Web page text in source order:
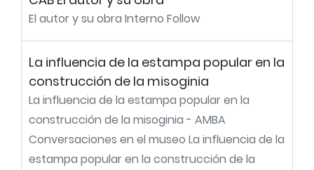
El autor y su obra Interno Follow
La influencia de la estampa popular en la
construcción de la misoginia
La influencia de la estampa popular en la
construcción de la misoginia - AMBA
Conversaciones en el museo La influencia de la
estampa popular en la construcción de la